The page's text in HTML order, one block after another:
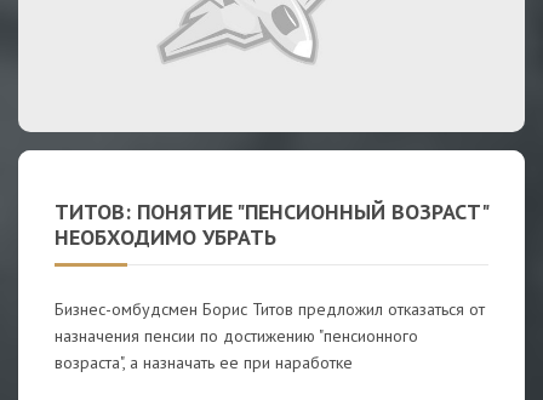
ТИТОВ: ПОНЯТИЕ "ПЕНСИОННЫЙ ВОЗРАСТ"
НЕОБХОДИМО УБРАТЬ
Бизнес-омбудсмен Борис Титов предложил отказаться от
назначения пенсии по достижению "пенсионного
возраста", а назначать ее при наработке